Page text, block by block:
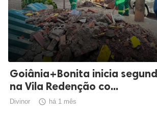
Goiânia+Bonita inicia
na Vila Redenção co...
Divinor  há 1 mês